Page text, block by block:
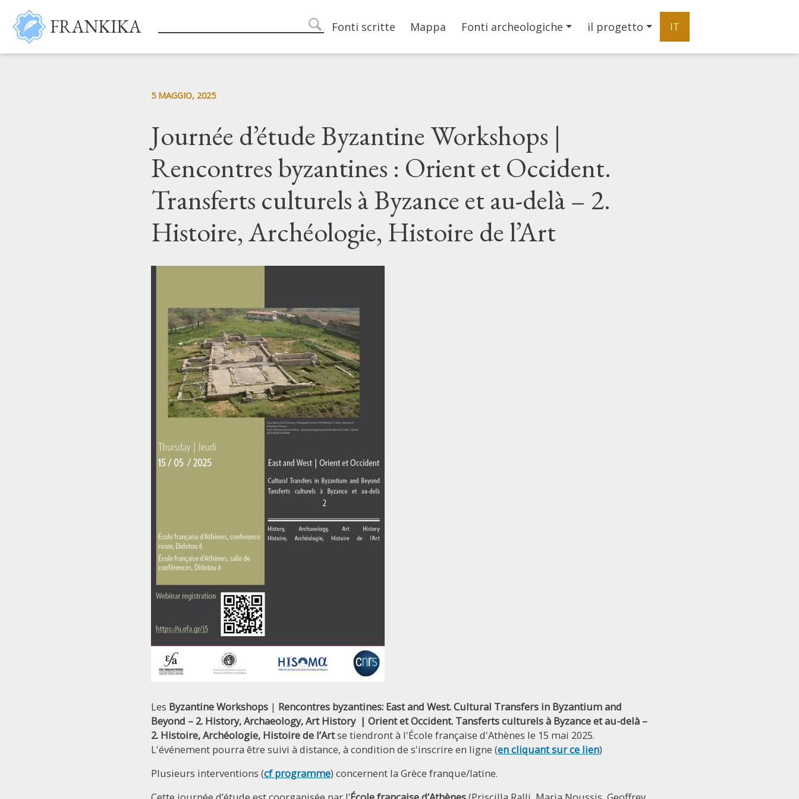
Salta al contenuto principale
FRANKIKA search
Main navigation
Fonti scritte Mappa Fonti archeologiche il progetto IT
5 MAGGIO, 2025
Journée d’étude Byzantine Workshops |
Rencontres byzantines : Orient et Occident.
Transferts culturels à Byzance et au-delà – 2.
Histoire, Archéologie, Histoire de l’Art
Les Byzantine Workshops | Rencontres byzantines: East and West. Cultural Transfers in Byzantium and
Beyond – 2. History, Archaeology, Art History | Orient et Occident. Tansferts culturels à Byzance et au-delà –
2. Histoire, Archéologie, Histoire de l’Artse tiendront à l'École française d'Athènes le 15 mai 2025.
L'événement pourra être suivi à distance, à condition de s'inscrire en ligne (en cliquant sur ce lien)
Plusieurs interventions (cf programme) concernent la Grèce franque/latine.